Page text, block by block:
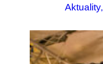
Aktuality,